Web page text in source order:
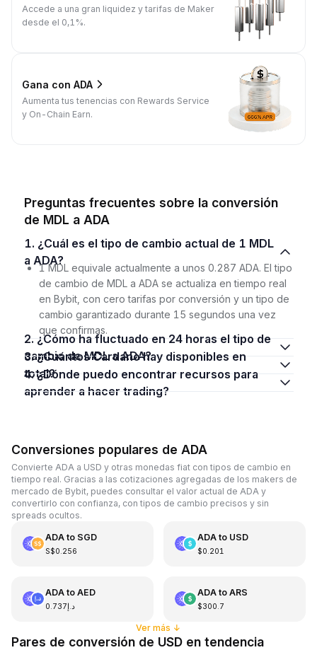
Accede a una gran liquidez y tarifas de Maker
desde el 0,1%.
Gana con ADA
Aumenta tus tenencias con Rewards Service
y On-Chain Earn.
Preguntas frecuentes sobre la conversión
de MDL a ADA
1. ¿Cuál es el tipo de cambio actual de 1 MDL
a ADA?
1 MDL equivale actualmente a unos 0.287 ADA. El tipo
de cambio de MDL a ADA se actualiza en tiempo real
en Bybit, con cero tarifas por conversión y un tipo de
cambio garantizado durante 15 segundos una vez
que confirmas.
2. ¿Cómo ha fluctuado en 24 horas el tipo de
cambio de MDL a ADA?
3. ¿Cuántos Cardano hay disponibles en
total?
4. ¿Dónde puedo encontrar recursos para
aprender a hacer trading?
Conversiones populares de ADA
Convierte ADA a USD y otras monedas fiat con tipos de cambio en
tiempo real. Gracias a las cotizaciones agregadas de los makers de
mercado de Bybit, puedes consultar el valor actual de ADA y
convertirlo con confianza, con tipos de cambio precisos y sin
spreads ocultos.
ADAto SGD
S$0.256
ADAto USD
$0.201
ADAto AED
د.إ0.737
ADAto ARS
$300.7
Ver más ↓
Pares de conversión de USD en tendencia